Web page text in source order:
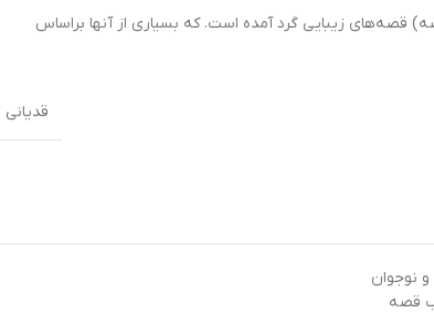
ی اول قصه های حسنی (72 قصه) قصه‌هاي زيبايي گرد آمده است. كه بسياري از آنها براساس
قدیانی
نوجوان
قصه